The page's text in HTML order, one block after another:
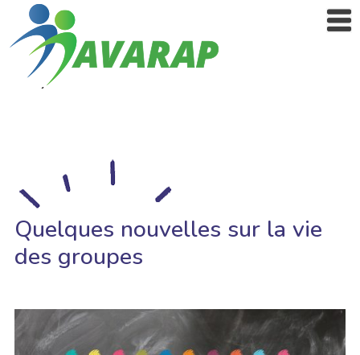
Quelques nouvelles sur la vie
des groupes